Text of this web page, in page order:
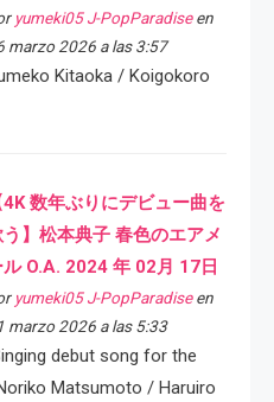
yumeki05 J-PopParadiseen
marzo 2026 a las 3:57
Kitaoka / Koigokoro
4K 数年ぶりにデビュー曲を
】松本典子 春色のエアメ
ル O.A. 2024 年 02月 17日
yumeki05 J-PopParadiseen
marzo 2026 a las 5:33
debut song for the
Matsumoto / Haruiro